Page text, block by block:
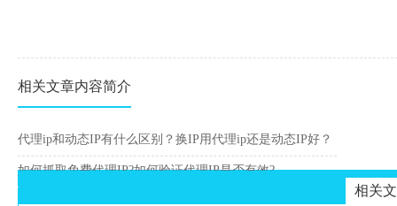
相关文章内容简介
代理ip和动态IP有什么区别？换IP用代理ip还是动态IP好？
如何抓取免费代理IP?如何验证代理IP是否有效?
相关